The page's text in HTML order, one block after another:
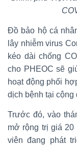
Đồ bảo hộ cá
lây nhiễm virus
kéo dài chống
cho PHEOC sẽ
hoạt động phối
dịch bệnh tại cộng
Trước đó, vào
mở rộng trị giá 20
viên đang phát